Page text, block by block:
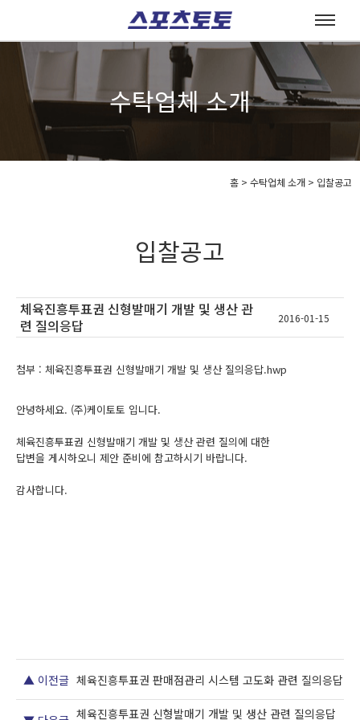
수탁업체 소개
홈 > 수탁업체 소개 > 입찰공고
입찰공고
체육진흥투표권 신형발매기 개발 및 생산 관
련 질의응답
2016-01-15
첨부 : 체육진흥투표권 신형발매기 개발 및 생산 질의응답.hwp
안녕하세요. (주)케이토토 입니다.
체육진흥투표권 신형발매기 개발 및 생산 관련 질의에 대한
답변을 게시하오니 제안 준비에 참고하시기 바랍니다.
감사합니다.
▲ 이전글 체육진흥투표권 판매점관리 시스템 고도화 관련 질의응답
체육진흥투표권 신형발매기 개발 및 생산 관련 질의응답